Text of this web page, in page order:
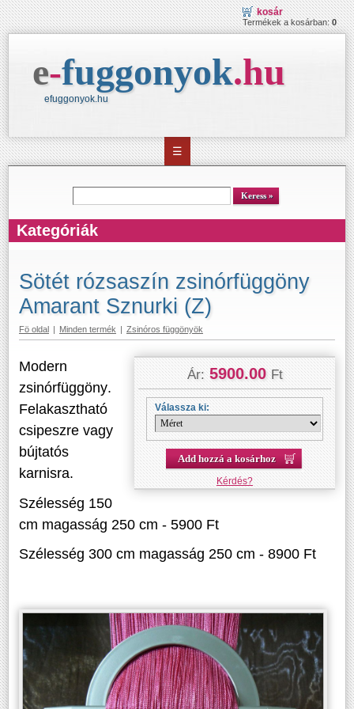
kosár
Termékek a kosárban:0
e-fuggonyok.hu
efuggonyok.hu
☰
Kategóriák
Sötét rózsaszín zsinórfüggöny
Amarant Sznurki (Z)
Fö oldal | Minden termék | Zsinóros függönyök
Ár: 5900.00 Ft
Válassza ki:
Add hozzá a kosárhoz
Kérdés?
Modern
zsinórfüggöny.
Felakasztható
csipeszre vagy
bújtatós
karnisra.
Szélesség 150
cm magasság 250 cm - 5900 Ft
Szélesség 300 cm magasság 250 cm - 8900 Ft